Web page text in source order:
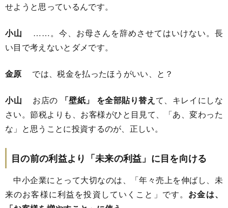
せようと思っているんです。
小山 ……。今、お母さんを辞めさせてはいけない。長
い目で考えないとダメです。
金原 では、税金を払ったほうがいい、と？
小山 お店の 「壁紙」 を全部貼り替え て、キレイにしな
さい。節税よりも、お客様がひと目見て、「あ、変わった
な」と思うことに投資するのが、正しい。
目の前の利益より「未来の利益」に目を向ける
中小企業にとって大切なのは、「年々売上を伸ばし、未
来のお客様に利益を投資していくこと」です。 お金は、